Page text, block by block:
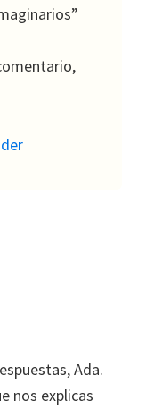
Ada.
nos explicas